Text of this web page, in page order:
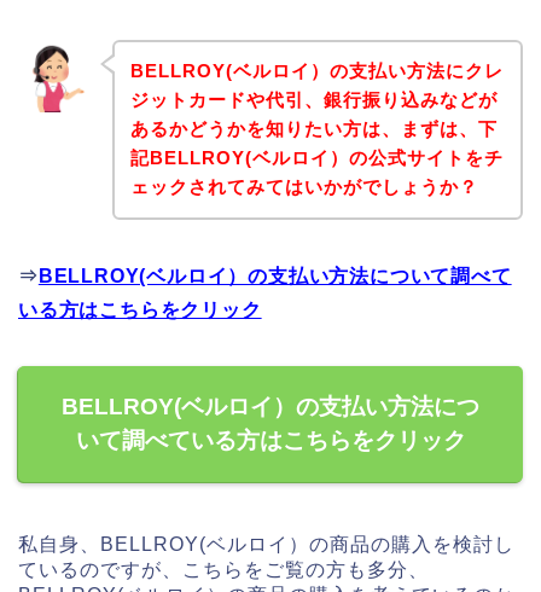
BELLROY(ベルロイ）の支払い方法にクレ
ジットカードや代引、銀行振り込みなどが
あるかどうかを知りたい方は、まずは、下
記BELLROY(ベルロイ）の公式サイトをチ
ェックされてみてはいかがでしょうか？
⇒ BELLROY(ベルロイ）の支払い方法について調べて
いる方はこちらをクリック
BELLROY(ベルロイ）の支払い方法につ
いて調べている方はこちらをクリック
私自身、BELLROY(ベルロイ）の商品の購入を検討し
ているのですが、こちらをご覧の方も多分、